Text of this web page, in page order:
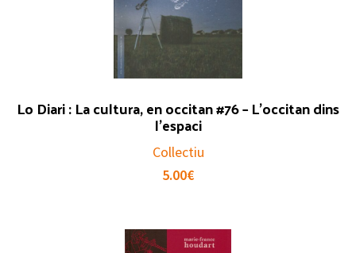
Lo Diari : La cultura, en occitan #76 – L’occitan dins
l’espaci
Collectiu
5.00€